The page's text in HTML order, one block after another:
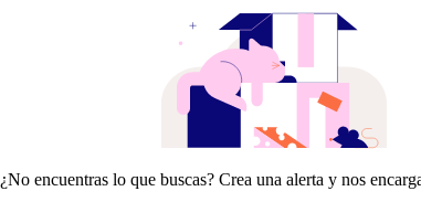
¿No encuentras lo que buscas? Crea una alerta y nos